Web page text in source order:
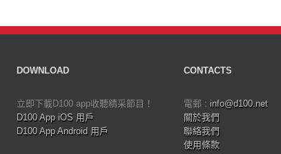
DOWNLOAD
立即下載D100 app收聽精采節目！
D100 App iOS 用戶
D100 App Android 用戶
CONTACTS
電郵 : info@d100.net
關於我們
聯絡我們
使用條款